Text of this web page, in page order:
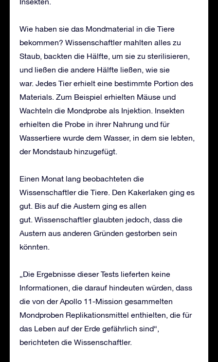
Wie haben sie das Mondmaterial in die Tiere
bekommen? Wissenschaftler mahlten alles zu
Staub, backten die Hälfte, um sie zu sterilisieren,
und ließen die andere Hälfte ließen, wie sie
war. Jedes Tier erhielt eine bestimmte Portion des
Materials. Zum Beispiel erhielten Mäuse und
Wachteln die Mondprobe als Injektion. Insekten
erhielten die Probe in ihrer Nahrung und für
Wassertiere wurde dem Wasser, in dem sie lebten,
der Mondstaub hinzugefügt.
Einen Monat lang beobachteten die
Wissenschaftler die Tiere. Den Kakerlaken ging es
gut. Bis auf die Austern ging es allen
gut. Wissenschaftler glaubten jedoch, dass die
Austern aus anderen Gründen gestorben sein
könnten.
„Die Ergebnisse dieser Tests lieferten keine
Informationen, die darauf hindeuten würden, dass
die von der Apollo 11-Mission gesammelten
Mondproben Replikationsmittel enthielten, die für
das Leben auf der Erde gefährlich sind“,
berichteten die Wissenschaftler.